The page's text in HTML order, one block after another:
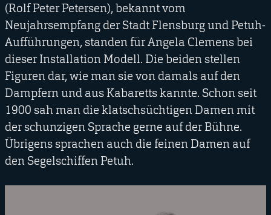
(Rolf Peter Petersen), bekannt vom
Neujahrsempfang der Stadt Flensburg und Petuh-
Aufführungen, standen für Angela Clemens bei
dieser Installation Modell. Die beiden stellen
Figuren dar, wie man sie von damals auf den
Dampfern und aus Kabaretts kannte. Schon seit
1900 sah man die klatschsüchtigen Damen mit
der schunzigen Sprache gerne auf der Bühne.
Übrigens sprachen auch die feinen Damen auf
den Segelschiffen Petuh.